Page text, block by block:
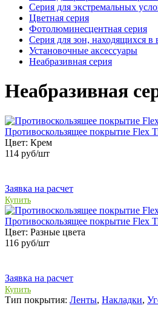
Серия для экстремальных
Цветная серия
Фотолюминесцентная серия
Серия для зон, находящихся в
Установочные аксессуары
Неабразивная серия
Неабразивная
Противоскользящее покрытие Flex
Цвет: Крем
114 руб/шт
Заявка на расчет
Купить
Противоскользящее покрытие Flex
Цвет: Разные цвета
116 руб/шт
Заявка на расчет
Купить
Тип покрытия: Ленты, Накладки,